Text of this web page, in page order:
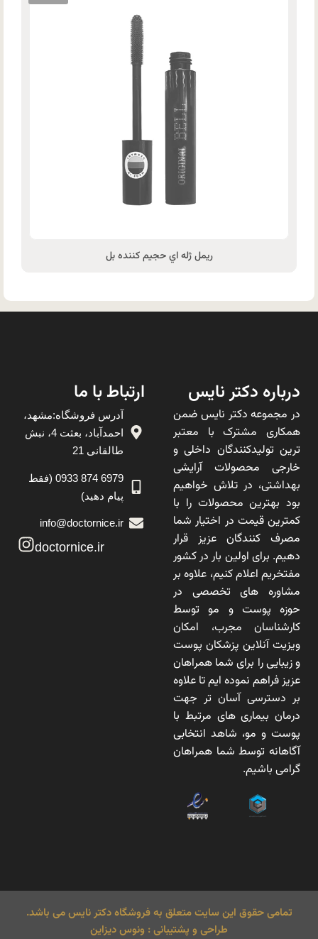
ریمل ژله اي حجيم کننده بل
درباره دکتر نایس
در مجموعه دکتر نایس ضمن
همکاری مشترک با معتبر
ترین تولیدکنندگان داخلی و
خارجی محصولات آرایشی
بهداشتی، در تلاش خواهیم
بود بهترین محصولات را با
کمترین قیمت در اختیار شما
مصرف کنندگان عزیز قرار
دهیم. برای اولین بار در کشور
مفتخریم اعلام کنیم، علاوه بر
مشاوره های تخصصی در
حوزه پوست و مو توسط
کارشناسان مجرب، امکان
ویزیت آنلاین پزشکان پوست
و زیبایی را برای شما همراهان
عزیز فراهم نموده ایم تا علاوه
بر دسترسی آسان تر جهت
درمان بیماری های مرتبط با
پوست و مو، شاهد انتخابی
آگاهانه توسط شما همراهان
گرامی باشیم.
ارتباط با ما
آدرس فروشگاه:مشهد،
احمدآباد، بعثت 4، نبش
طالقانی 21
6979 874 0933 (فقط
پیام دهید)
info@doctornice.ir
doctornice.ir
تمامی حقوق این سایت متعلق به فروشگاه دکتر نایس می باشد.
طراحی و پشتیبانی : ونوس دیزاین